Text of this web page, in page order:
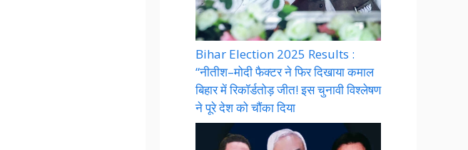
Bihar Election 2025 Results :
“नीतीश–मोदी फैक्टर ने फिर दिखाया कमाल
बिहार में रिकॉर्डतोड़ जीत! इस चुनावी विश्लेषण
ने पूरे देश को चौंका दिया